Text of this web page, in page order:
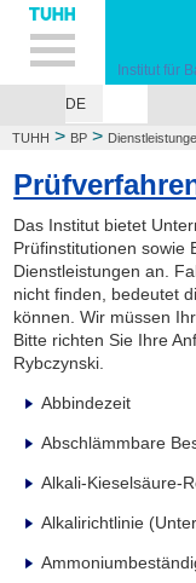
Hauptnavigation
Unternavigation
Inhalt
Suche
Institut für
DE
TUHH > BP >
Das Institut bietet
Prüfinstitutionen sowie
Dienstleistungen an.
nicht finden, bedeutet
können. Wir müssen
Bitte richten Sie Ihre
Rybczynski.
Abbindezeit
Abschlämmbare
Alkali-Kieselsäure-
Alkalirichtlinie